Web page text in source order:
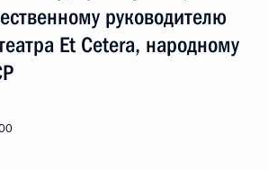
руководителю
Et Cetera, народному